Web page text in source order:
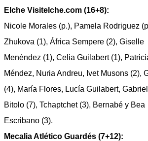
Elche Visitelche.com (16+8):
Nicole Morales (p.), Pamela Rodriguez
Zhukova (1), África Sempere (2), Giselle
Menéndez (1), Celia Guilabert (1),
Méndez, Nuria Andreu, Ivet Musons (2),
(4), María Flores, Lucía Guilabert,
Bitolo (7), Tchaptchet (3), Bernabé y Bea
Escribano (3).
Mecalia Atlético Guardés (7+12):